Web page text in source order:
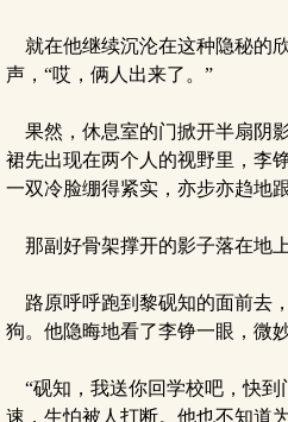
就在他继续沉沦在这种隐秘的
声，“哎，俩人出来了。”
果然，休息室的门掀开半扇阴
裙先出现在两个人的视野里，李
一双冷脸绷得紧实，亦步亦趋地
那副好骨架撑开的影子落在地
路原呼呼跑到黎砚知的面前去
狗。他隐晦地看了李铮一眼，微
“砚知，我送你回学校吧，快到
速，生怕被人打断。他也不知道